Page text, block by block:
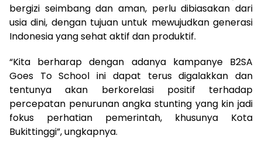
bergizi seimbang dan aman, perlu dibiasakan dari
usia dini, dengan tujuan untuk mewujudkan generasi
Indonesia yang sehat aktif dan produktif.
“Kita berharap dengan adanya kampanye B2SA
Goes To School ini dapat terus digalakkan dan
tentunya akan berkorelasi positif terhadap
percepatan penurunan angka stunting yang kin jadi
fokus perhatian pemerintah, khusunya Kota
Bukittinggi”, ungkapnya.